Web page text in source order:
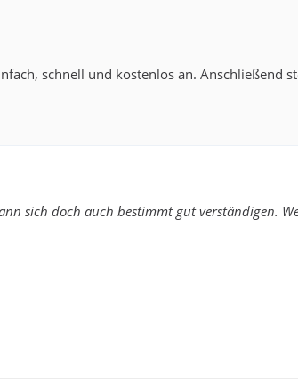
schnell und kostenlos an. Anschließend
sich doch auch bestimmt gut verständigen.